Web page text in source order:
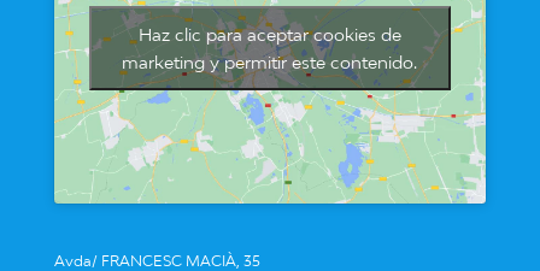
Haz clic para aceptar cookies de
marketing y permitir este contenido.
Avda/ FRANCESC MACIÀ, 35